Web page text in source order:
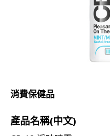
消費保健品
產品名稱(中文)